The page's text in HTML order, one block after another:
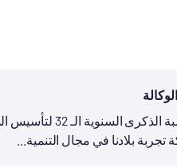
نشر رئيس تيكا التركية السيد سركان